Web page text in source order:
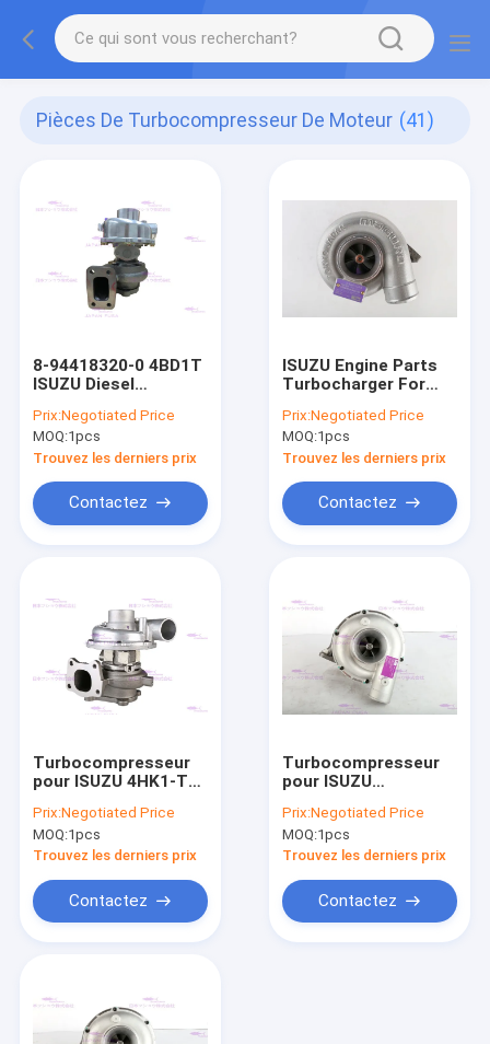
Pièces De Turbocompresseur De Moteur (41)
8-94418320-0 4BD1T
ISUZU Diesel
Prix:Negotiated Price
MOQ:1pcs
Trouvez les derniers prix
Contactez
ISUZU Engine Parts
Turbocharger For
Prix:Negotiated Price
MOQ:1pcs
Trouvez les derniers prix
Contactez
Turbocompresseur
pour ISUZU 4HK1-TC
Prix:Negotiated Price
MOQ:1pcs
Trouvez les derniers prix
Contactez
Turbocompresseur
pour ISUZU
14400377-0
Prix:Negotiated Price
MOQ:1pcs
Trouvez les derniers prix
Contactez